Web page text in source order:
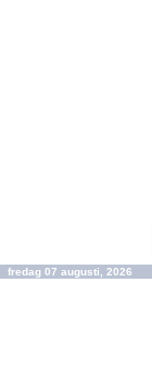
fredag 07 augusti, 2026